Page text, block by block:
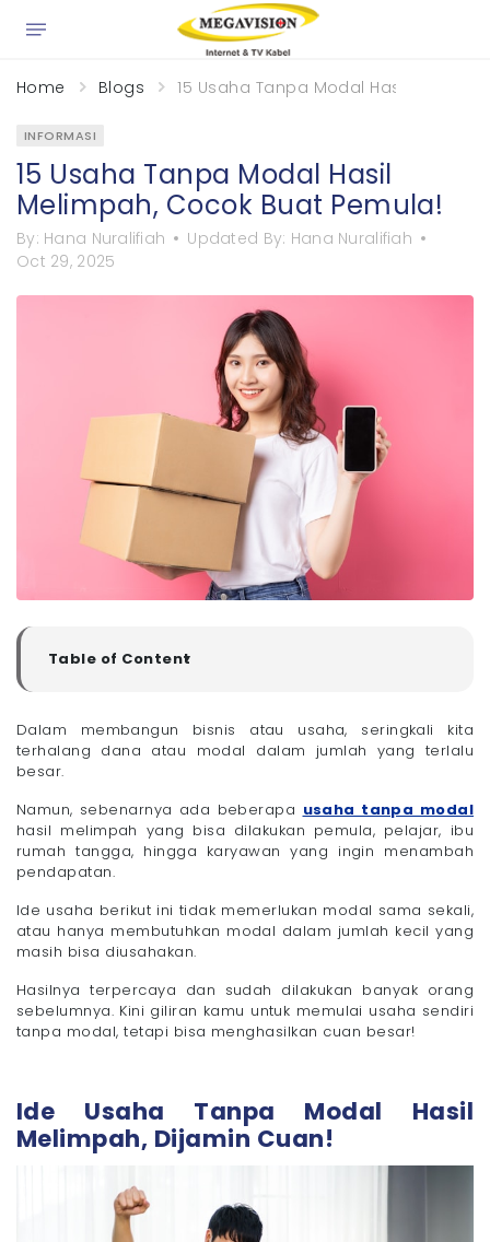
Home Blogs 15 Usaha Tanpa Modal Hasil
INFORMASI
15 Usaha Tanpa Modal Hasil
Melimpah, Cocok Buat Pemula!
By: Hana Nuralifiah Updated By: Hana Nuralifiah
Oct 29, 2025
Table of Content
▼
- 1. Dropshipping
- 4. Makelar Properti
- 5. Jasa Desain Website
- 6. Toko Buku Elektronik
- 8. Jasa Titip Barang
- 9. Jasa Asisten Virtual
- 11. Tutor Online
- 12. Agen Asuransi
- 15. Jasa Desain Grafis
WiFi Megavision Siap Dukung Kamu Jalankan Usaha
Tanpa Modal Besar!
Dalam membangun bisnis atau usaha, seringkali kita
terhalang dana atau modal dalam jumlah yang terlalu
besar.
Namun, sebenarnya ada beberapa usaha tanpa modal
hasil melimpah yang bisa dilakukan pemula, pelajar, ibu
rumah tangga, hingga karyawan yang ingin menambah
pendapatan.
Ide usaha berikut ini tidak memerlukan modal sama sekali,
atau hanya membutuhkan modal dalam jumlah kecil yang
masih bisa diusahakan.
Hasilnya terpercaya dan sudah dilakukan banyak orang
sebelumnya. Kini giliran kamu untuk memulai usaha sendiri
tanpa modal, tetapi bisa menghasilkan cuan besar!
Ide Usaha Tanpa Modal Hasil
Melimpah, Dijamin Cuan!